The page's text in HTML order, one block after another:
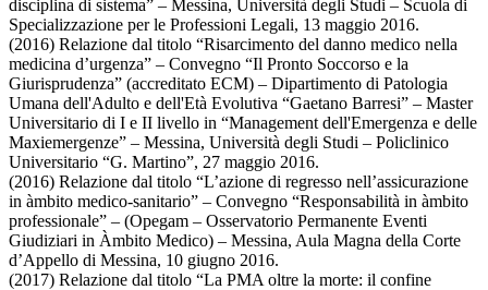
disciplina di sistema” – Messina, Università degli Studi – Scuola di
Specializzazione per le Professioni Legali, 13 maggio 2016.
(2016) Relazione dal titolo “Risarcimento del danno medico nella
medicina d’urgenza” – Convegno “Il Pronto Soccorso e la
Giurisprudenza” (accreditato ECM) – Dipartimento di Patologia
Umana dell'Adulto e dell'Età Evolutiva “Gaetano Barresi” – Master
Universitario di I e II livello in “Management dell'Emergenza e delle
Maxiemergenze” – Messina, Università degli Studi – Policlinico
Universitario “G. Martino”, 27 maggio 2016.
(2016) Relazione dal titolo “L’azione di regresso nell’assicurazione
in àmbito medico-sanitario” – Convegno “Responsabilità in àmbito
professionale” – (Opegam – Osservatorio Permanente Eventi
Giudiziari in Àmbito Medico) – Messina, Aula Magna della Corte
d’Appello di Messina, 10 giugno 2016.
(2017) Relazione dal titolo “La PMA oltre la morte: il confine